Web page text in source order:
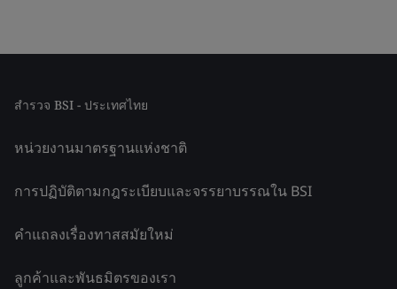
สำรวจ BSI - ประเทศไทย
หน่วยงานมาตรฐานแห่งชาติ
การปฏิบัติตามกฎระเบียบและจรรยาบรรณใน BSI
คำแถลงเรื่องทาสสมัยใหม่
ลูกค้าและพันธมิตรของเรา